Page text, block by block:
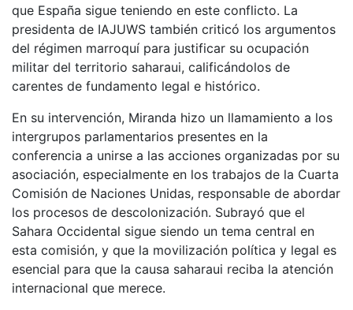
que España sigue teniendo en este conflicto. La
presidenta de IAJUWS también criticó los argumentos
del régimen marroquí para justificar su ocupación
militar del territorio saharaui, calificándolos de
carentes de fundamento legal e histórico.
En su intervención, Miranda hizo un llamamiento a los
intergrupos parlamentarios presentes en la
conferencia a unirse a las acciones organizadas por su
asociación, especialmente en los trabajos de la Cuarta
Comisión de Naciones Unidas, responsable de abordar
los procesos de descolonización. Subrayó que el
Sahara Occidental sigue siendo un tema central en
esta comisión, y que la movilización política y legal es
esencial para que la causa saharaui reciba la atención
internacional que merece.